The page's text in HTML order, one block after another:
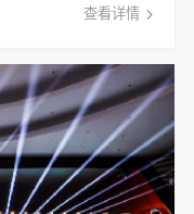
查看详情